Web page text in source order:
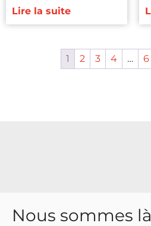
Lire la suite
1 2 3 4 … 6
Nous sommes